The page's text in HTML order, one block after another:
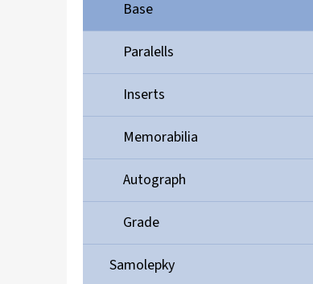
Base
Paralells
Inserts
Memorabilia
Autograph
Grade
Samolepky
ULTIMATE GUARD MAGNETIC CARD CASE 35PT